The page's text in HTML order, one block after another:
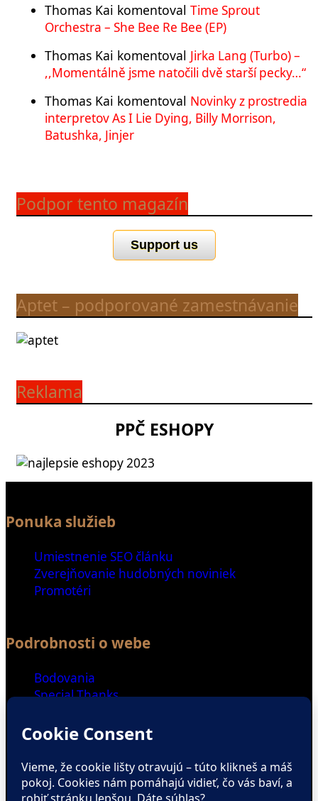
Thomas Kai komentoval Time Sprout
Orchestra – She Bee Re Bee (EP)
Thomas Kai komentoval Jirka Lang (Turbo) –
,,Momentálně jsme natočili dvě starší pecky…“
Thomas Kai komentoval Novinky z prostredia
interpretov As I Lie Dying, Billy Morrison,
Batushka, Jinjer
Podpor tento magazín
Support us
Aptet – podporované zamestnávanie
Reklama
PPČ ESHOPY
Ponuka služieb
Umiestnenie SEO článku
Zverejňovanie hudobných noviniek
Promotéri
Podrobnosti o webe
Bodovania
Special Thanks
Ďalšie odkazy
Spriatelené weby